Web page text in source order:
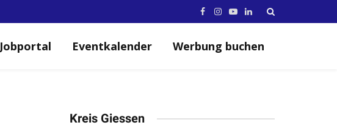
Facebook
Instagram
YouTube
LinkedIn
Jobportal Eventkalender Werbung buchen
Kreis Giessen